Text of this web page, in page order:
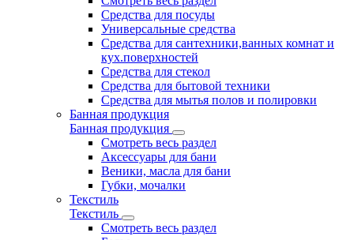
Средства для посуды
Универсальные средства
Средства для сантехники,ванных комнат и
кух.поверхностей
Средства для стекол
Средства для бытовой техники
Средства для мытья полов и полировки
Банная продукция
Банная продукция
Смотреть весь раздел
Аксессуары для бани
Веники, масла для бани
Губки, мочалки
Текстиль
Текстиль
Смотреть весь раздел